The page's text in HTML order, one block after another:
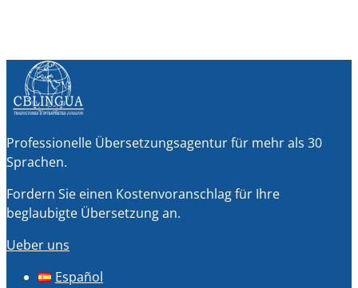
Professionelle Übersetzungsagentur für mehr als 30
Sprachen.
Fordern Sie einen Kostenvoranschlag für Ihre
beglaubigte Übersetzung an.
Ueber uns
Español